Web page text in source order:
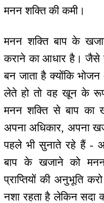
मनन शक्ति की कमी।
मनन शक्ति बाप के
कराने का आधार है।
बन जाता है क्योंकि
लेते हो तो वह खून के
मनन शक्ति से बाप का
अपना अधिकार, अपना
पहले भी सुनाते रहे हैं -
बाप के खजाने को
प्राप्तियों की अनुभूति
नशा रहता है लेकिन सदा